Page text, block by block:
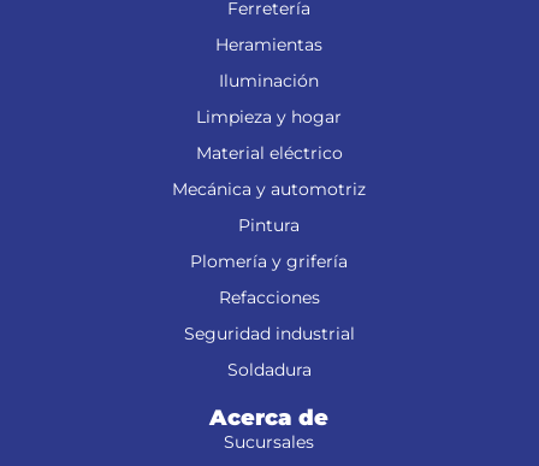
Ferretería
Heramientas
Iluminación
Limpieza y hogar
Material eléctrico
Mecánica y automotriz
Pintura
Plomería y grifería
Refacciones
Seguridad industrial
Soldadura
Acerca de
Sucursales